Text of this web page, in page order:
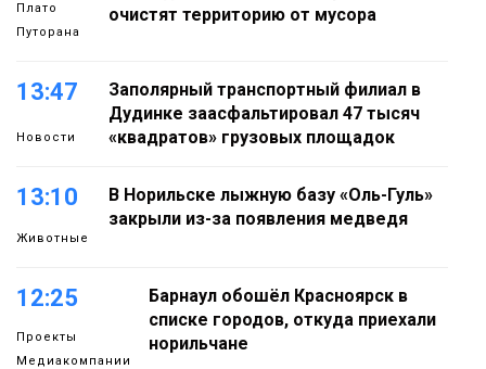
Плато
Путорана
очистят территорию от мусора
13:47
Новости
Заполярный транспортный филиал в
Дудинке заасфальтировал 47 тысяч
«квадратов» грузовых площадок
13:10
Животные
В Норильске лыжную базу «Оль-Гуль»
закрыли из-за появления медведя
12:25
Проекты
Медиакомпании
Барнаул обошёл Красноярск в
списке городов, откуда приехали
норильчане